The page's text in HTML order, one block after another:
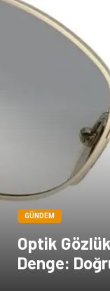
GÜNDEM
Optik
Denge: